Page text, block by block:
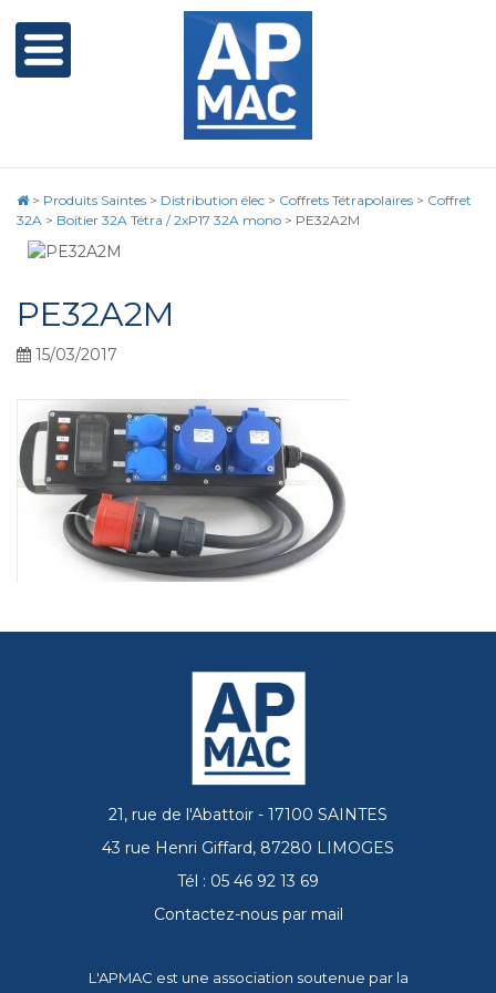
> Produits Saintes > Distribution élec > Coffrets Tétrapolaires > Coffret
32A > Boitier 32A Tétra / 2xP17 32A mono > PE32A2M
PE32A2M
15/03/2017
21, rue de l'Abattoir - 17100 SAINTES
43 rue Henri Giffard, 87280 LIMOGES
Tél : 05 46 92 13 69
Contactez-nous par mail
L'APMAC est une association soutenue par la